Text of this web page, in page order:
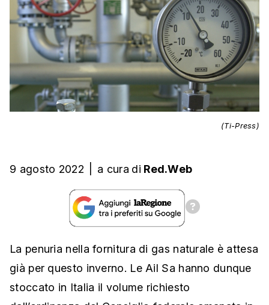
(Ti-Press)
9 agosto 2022 a cura di Red.Web
La penuria nella fornitura di gas naturale è attesa
già per questo inverno. Le Ail Sa hanno dunque
stoccato in Italia il volume richiesto